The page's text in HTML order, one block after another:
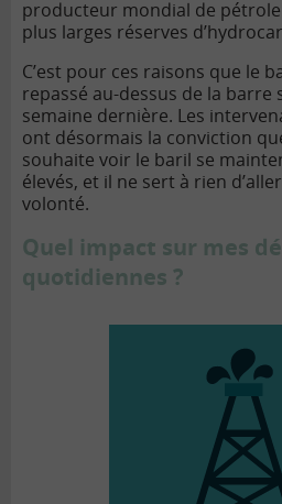
producteur mondial de
plus larges réserves
C’est pour ces raisons que le
repassé au-dessus de la barre
semaine dernière. Les
ont désormais la conviction
souhaite voir le baril se
élevés, et il ne sert à rien
volonté.
Quel impact sur mes
quotidiennes ?